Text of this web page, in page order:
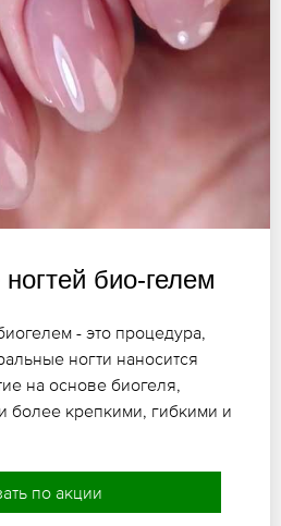
био-гелем
- это процедура,
ногти наносится
на основе биогеля,
более крепкими, гибкими и
по акции